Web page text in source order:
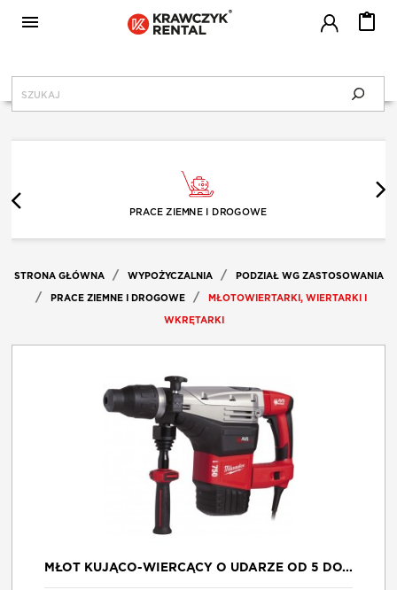

BLOG
PRACE ZIEMNE I DROGOWE
STRONA GŁÓWNA WYPOŻYCZALNIA PODZIAŁ WG ZASTOSOWANIA
PRACE ZIEMNE I DROGOWE MŁOTOWIERTARKI, WIERTARKI I
WKRĘTARKI
MŁOT KUJĄCO-WIERCĄCY O UDARZE OD 5 DO...